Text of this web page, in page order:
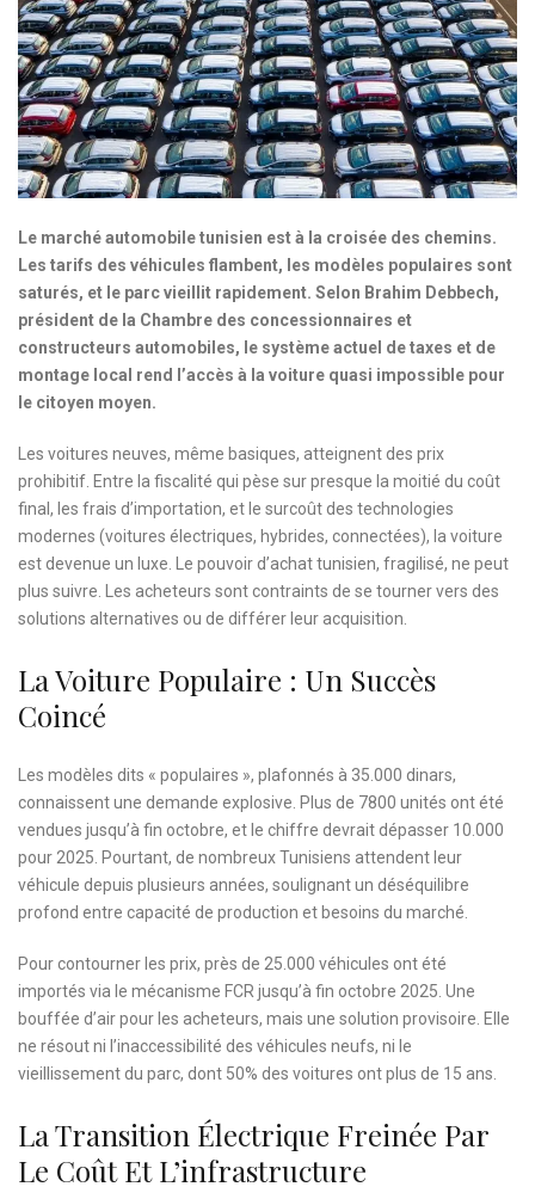
Le marché automobile tunisien est à la croisée des chemins.
Les tarifs des véhicules flambent, les modèles populaires sont
saturés, et le parc vieillit rapidement. Selon Brahim Debbech,
président de la Chambre des concessionnaires et
constructeurs automobiles, le système actuel de taxes et de
montage local rend l’accès à la voiture quasi impossible pour
le citoyen moyen.
Les voitures neuves, même basiques, atteignent des prix
prohibitif. Entre la fiscalité qui pèse sur presque la moitié du coût
final, les frais d’importation, et le surcoût des technologies
modernes (voitures électriques, hybrides, connectées), la voiture
est devenue un luxe. Le pouvoir d’achat tunisien, fragilisé, ne peut
plus suivre. Les acheteurs sont contraints de se tourner vers des
solutions alternatives ou de différer leur acquisition.
La Voiture Populaire : Un Succès
Coincé
Les modèles dits « populaires », plafonnés à 35.000 dinars,
connaissent une demande explosive. Plus de 7800 unités ont été
vendues jusqu’à fin octobre, et le chiffre devrait dépasser 10.000
pour 2025. Pourtant, de nombreux Tunisiens attendent leur
véhicule depuis plusieurs années, soulignant un déséquilibre
profond entre capacité de production et besoins du marché.
Pour contourner les prix, près de 25.000 véhicules ont été
importés via le mécanisme FCR jusqu’à fin octobre 2025. Une
bouffée d’air pour les acheteurs, mais une solution provisoire. Elle
ne résout ni l’inaccessibilité des véhicules neufs, ni le
vieillissement du parc, dont 50% des voitures ont plus de 15 ans.
La Transition Électrique Freinée Par
Le Coût Et L’infrastructure